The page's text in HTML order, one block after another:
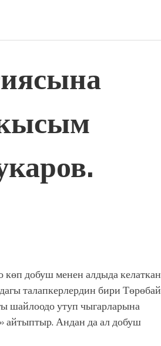
добуш менен алдыда келаткан
талапкерлердин бири Төрөбай
шайлоодо утуп чыгарларына
айтыптыр. Андан да ал добуш